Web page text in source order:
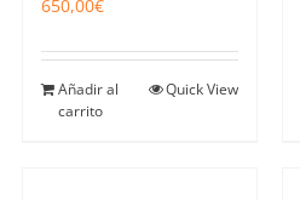
650,00€
Añadir al
carrito
Quick View